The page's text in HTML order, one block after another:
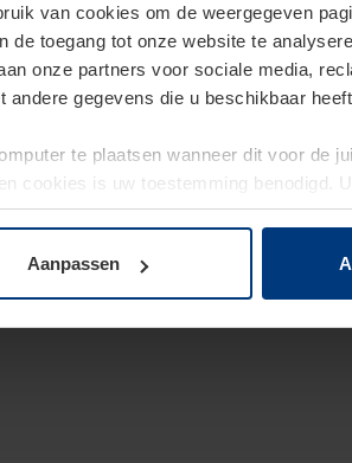
van cookies om de weergegeven
de toegang tot onze website te
onze partners voor sociale media,
gegevens die u beschikbaar
te plaatsen wanneer dit voor de
cookies is uw toestemming benodigd.
op onze website wijzigen
Aanpassen